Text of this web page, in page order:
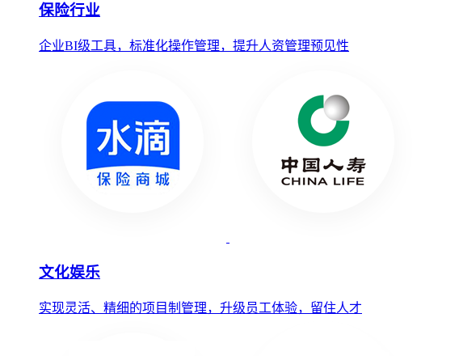
保险行业
企业BI级工具，标准化操作管理，提升人资管理预见性
文化娱乐
实现灵活、精细的项目制管理，升级员工体验，留住人才